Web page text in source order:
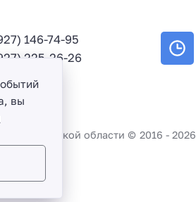
146-74-95
225-26-26
и Саратовской области © 2016 - 2026
вы